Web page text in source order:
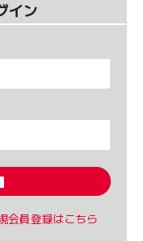
イン
会員登録はこちら